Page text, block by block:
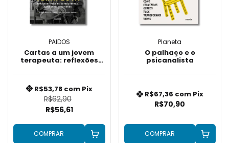
PAIDOS
Cartas a um jovem
terapeuta: reflexões
R$62,90
R$56,61
R$53,78 com Pix
COMPRAR
Planeta
O palhaço e o
psicanalista
R$70,90
R$67,36 com Pix
COMPRAR